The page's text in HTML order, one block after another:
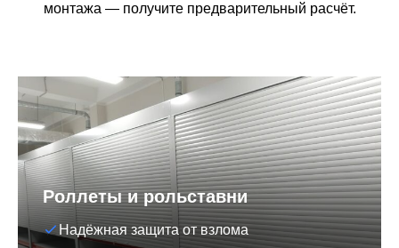
монтажа — получите предварительный расчёт.
Роллеты и рольставни
Надёжная защита от взлома